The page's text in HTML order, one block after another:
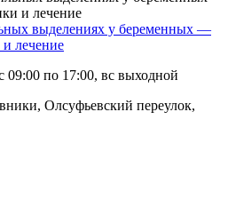
выделениях у беременных —
лечение
09:00 по 17:00, вс выходной
Олсуфьевский переулок,